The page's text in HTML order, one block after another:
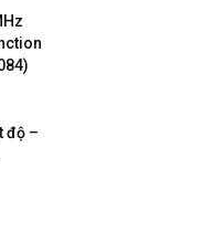
độ –